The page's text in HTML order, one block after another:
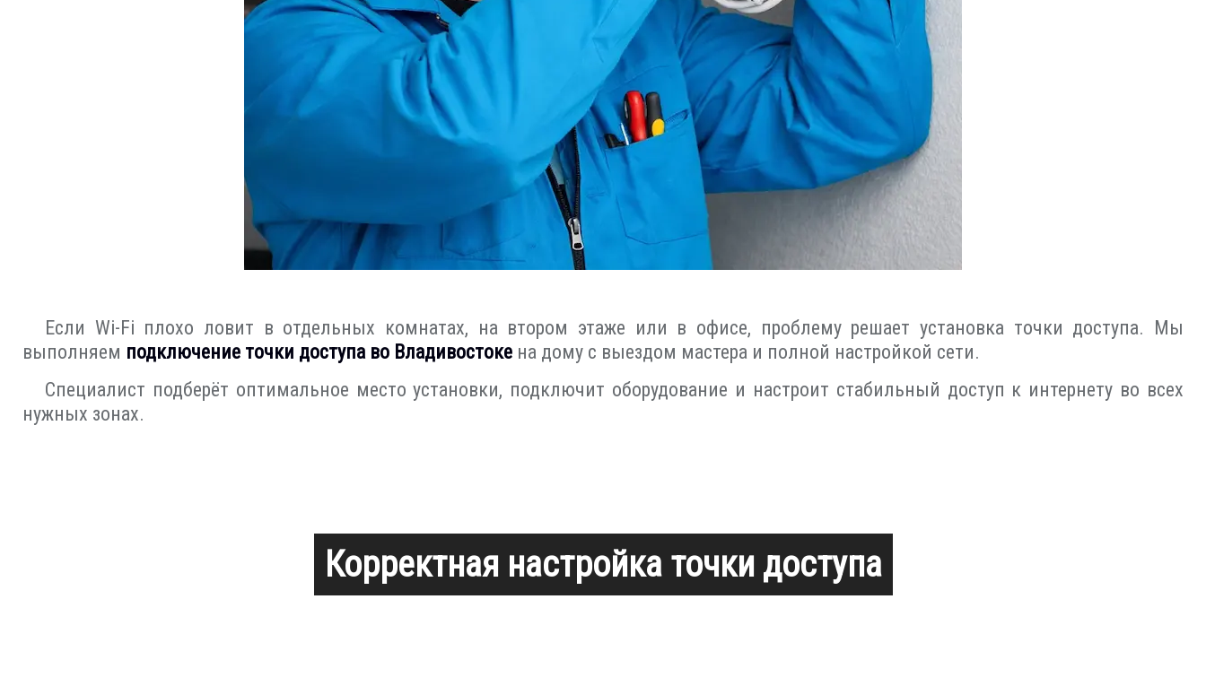
Если Wi-Fi плохо ловит в отдельных комнатах, на втором этаже или в офисе, проблему решает установка точки доступа. Мы
выполняем подключение точки доступа во Владивостоке на дому с выездом мастера и полной настройкой сети.
Специалист подберёт оптимальное место установки, подключит оборудование и настроит стабильный доступ к интернету во всех
нужных зонах.
Корректная настройка точки доступа